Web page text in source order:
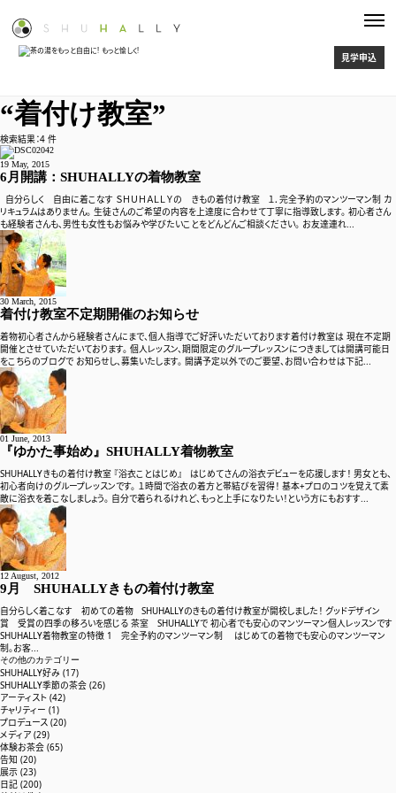
見学申込
“着付け教室”
検索結果：4 件
19 May, 2015
6月開講：SHUHALLYの着物教室
自分らしく 自由に着こなす ＳＨＵＨＡＬＬＹの きもの着付け教室 １．完全予約のマンツーマン制 カ
リキュラムはありません。 生徒さんのご希望の内容を上達度に合わせて丁寧に指導致します。 初心者さん
も経験者さんも、男性も女性もお悩みや学びたいことをどんどんご相談ください。 お友達連れ...
30 March, 2015
着付け教室不定期開催のお知らせ
着物初心者さんから経験者さんにまで、個人指導でご好評いただいております着付け教室は 現在不定期
開催とさせていただいております。 個人レッスン、期間限定のグループレッスンにつきましては開講可能日
をこちらのブログで お知らせし、募集いたします。 開講予定以外でのご要望、お問い合わせは下記...
01 June, 2013
『ゆかた事始め』SHUHALLY着物教室
SHUHALLYきもの着付け教室 『浴衣ことはじめ』 はじめてさんの浴衣デビューを応援します！ 男女とも、
初心者向けのグループレッスンです。 １時間で浴衣の着方と帯結びを習得！ 基本+プロのコツを覚えて素
敵に浴衣を着こなしましょう。 自分で着られるけれど、もっと上手になりたい！という方にもおすす...
12 August, 2012
9月 SHUHALLYきもの着付け教室
自分らしく着こなす 初めての着物 SHUHALLYのきもの着付け教室が開校しました！ グッドデザイン
賞 受賞の四季の移ろいを感じる 茶室 SHUHALLYで 初心者でも安心のマンツーマン個人レッスンです
SHUHALLY着物教室の特徴 1 完全予約のマンツーマン制 はじめての着物でも安心のマンツーマン
制。お客...
その他のカテゴリー
SHUHALLY好み (17)
SHUHALLY季節の茶会 (26)
アーティスト (42)
チャリティー (1)
プロデュース (20)
メディア (29)
体験お茶会 (65)
告知 (20)
展示 (23)
日記 (200)